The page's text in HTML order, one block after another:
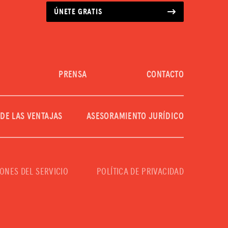
ÚNETE GRATIS
PRENSA CONTACTO
LAS VENTAJAS ASESORAMIENTO JURÍDICO
DEL SERVICIO POLÍTICA DE PRIVACIDAD